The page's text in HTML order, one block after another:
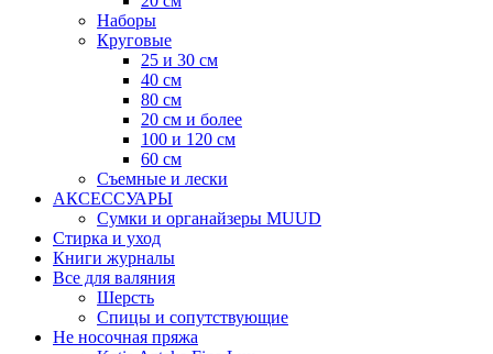
Наборы
Круговые
25 и 30 см
40 см
80 см
20 см и более
100 и 120 см
60 см
Съемные и лески
АКСЕССУАРЫ
Сумки и органайзеры MUUD
Стирка и уход
Книги журналы
Все для валяния
Шерсть
Спицы и сопутствующие
Не носочная пряжа